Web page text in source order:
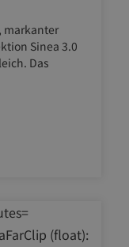
markanter
Sinea 3.0
Das